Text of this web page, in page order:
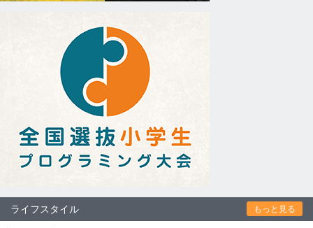
ライフスタイル もっと見る